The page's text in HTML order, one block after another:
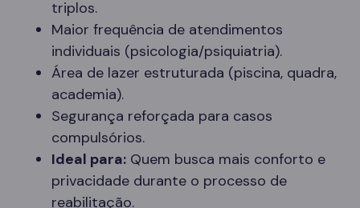
triplos.
Maior frequência de atendimentos
individuais (psicologia/psiquiatria).
Área de lazer estruturada (piscina, quadra,
academia).
Segurança reforçada para casos
compulsórios.
Ideal para: Quem busca mais conforto e
privacidade durante o processo de
reabilitação.